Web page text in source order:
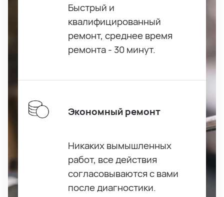
Быстрый и
квалифицированный
ремонт, среднее время
ремонта - 30 минут.
Экономный ремонт
Никаких вымышленных
работ, все действия
согласовываются с вами
после диагностики.